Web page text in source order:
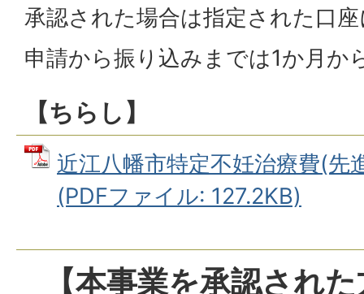
承認された場合は指定された口
申請から振り込みまでは1か月か
【ちらし】
近江八幡市特定不妊治療費(先
(PDFファイル: 127.2KB)
【本事業を承認され